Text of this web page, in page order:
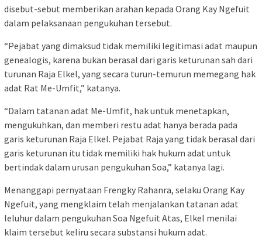
disebut-sebut memberikan arahan kepada Orang Kay Ngefuit
dalam pelaksanaan pengukuhan tersebut.
“Pejabat yang dimaksud tidak memiliki legitimasi adat maupun
genealogis, karena bukan berasal dari garis keturunan sah dari
turunan Raja Elkel, yang secara turun-temurun memegang hak
adat Rat Me-Umfit,” katanya.
“Dalam tatanan adat Me-Umfit, hak untuk menetapkan,
mengukuhkan, dan memberi restu adat hanya berada pada
garis keturunan Raja Elkel. Pejabat Raja yang tidak berasal dari
garis keturunan itu tidak memiliki hak hukum adat untuk
bertindak dalam urusan pengukuhan Soa,” katanya lagi.
Menanggapi pernyataan Frengky Rahanra, selaku Orang Kay
Ngefuit, yang mengklaim telah menjalankan tatanan adat
leluhur dalam pengukuhan Soa Ngefuit Atas, Elkel menilai
klaim tersebut keliru secara substansi hukum adat.